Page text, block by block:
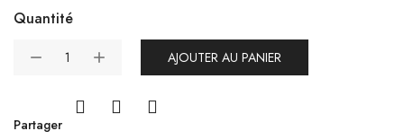
Quantité
AJOUTER AU PANIER
Partager